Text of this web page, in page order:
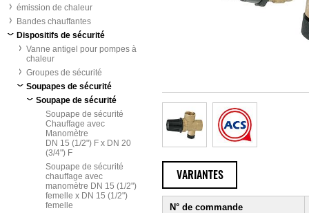
émission de chaleur
Bandes chauffantes
Dispositifs de sécurité
Vanne antigel pour pompes à
chaleur
Groupes de sécurité
Soupapes de sécurité
Soupape de sécurité
Soupape de sécurité
Chauffage avec
Manomètre
DN 15 (1/2") F x DN 20
(3/4") F
Soupape de sécurité
chauffage avec
manomètre DN 15 (1/2")
femelle x DN 15 (1/2")
femelle
VARIANTES
N° de commande